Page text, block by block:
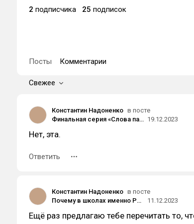
2 подписчика 25 подписок
Посты Комментарии
Свежее
Константин Надоненко в посте
Финальная серия «Слова пацана» выйдет 21 декабря — ранее авторы заявляли о переносе 19.12.2023
Нет, эта.
Ответить
Константин Надоненко в посте
Почему в школах именно Pascal?
11.12.2023
Ещё раз предлагаю тебе перечитать то,